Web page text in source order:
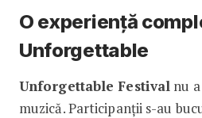
O experiență
Unforgettable
Unforgettable Festival nu
muzică. Participanții s-au